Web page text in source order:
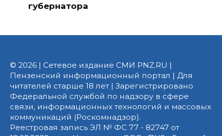
губернатора
© 2026 | Сетевое издание СМИ PNZ.RU |
Пензенский информационный портал | Для
читателей старше 18 лет | Зарегистрировано
Федеральной службой по надзору в сфере
связи, информационных технологий и массовых
коммуникаций (Роскомнадзор).
Реестровая запись ЭЛ № ФС 77 - 82747 от